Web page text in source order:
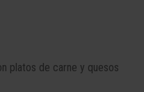
platos de carne y quesos